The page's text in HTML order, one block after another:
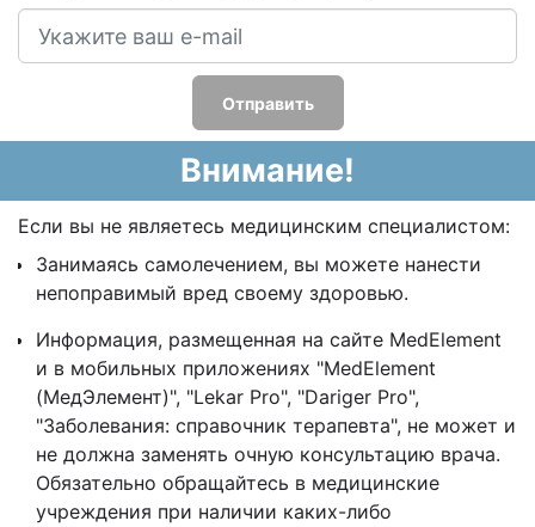
Отправить
Внимание!
Если вы не являетесь медицинским специалистом:
Занимаясь самолечением, вы можете нанести
непоправимый вред своему здоровью.
Информация, размещенная на сайте MedElement
и в мобильных приложениях "MedElement
(МедЭлемент)", "Lekar Pro", "Dariger Pro",
"Заболевания: справочник терапевта", не может и
не должна заменять очную консультацию врача.
Обязательно обращайтесь в медицинские
учреждения при наличии каких-либо